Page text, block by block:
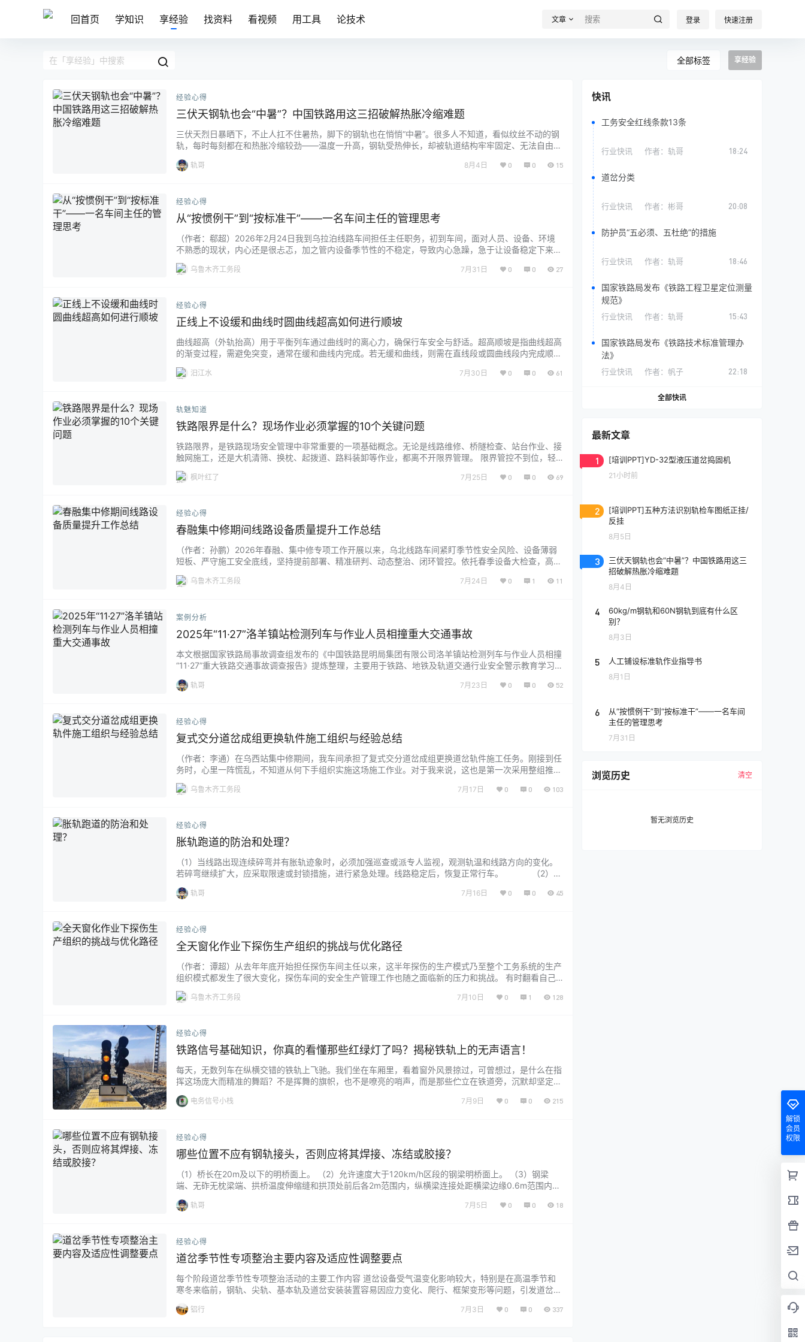
回首页 学知识 享经验 找资料 看视频 用工具 论技术 文章 登录 快速注册
全部标签 享经验
经验心得
三伏天钢轨也会“中暑”？中国铁路用这三招破解热胀冷缩难题
三伏天烈日暴晒下，不止人扛不住暑热，脚下的钢轨也在悄悄“中暑”。很多人不知道，看似纹丝不动的钢
轨，每时每刻都在和热胀冷缩较劲——温度一升高，钢轨受热伸长，却被轨道结构牢牢固定、无法自由伸
中的“胀轨跑道”，严重威胁行车安全。 新线荒道胀轨跑道 但常坐火车的人会发现，国内暑运高峰期，几
轨哥 8月4日 0 0 15
经验心得
从“按惯例干”到“按标准干”——一名车间主任的管理思考
（作者：郗超）2026年2月24日我到乌拉泊线路车间担任主任职务，初到车间，面对人员、设备、环境
不熟悉的现状，内心还是很忐忑，加之管内设备季节性的不稳定，导致内心急躁，急于让设备稳定下来、
让生产节奏再快一些、让生产组织更合理一些，导致在新规下、在严峻的安全形势下，车间还是发生了很
多问题。 一、找问题的本质、根源 1.思想的禁锢 我们遇到问题总是想着以前怎么干，现在就怎么干，以
乌鲁木齐工务段 7月31日 0 0 27
经验心得
正线上不设缓和曲线时圆曲线超高如何进行顺坡
曲线超高（外轨抬高）用于平衡列车通过曲线时的离心力，确保行车安全与舒适。超高顺坡是指曲线超高
的渐变过程，需避免突变，通常在缓和曲线内完成。若无缓和曲线，则需在直线段或圆曲线段内完成顺
汨江水 7月30日 0 0 61
轨魅知道
铁路限界是什么？现场作业必须掌握的10个关键问题
铁路限界，是铁路现场安全管理中非常重要的一项基础概念。无论是线路维修、桥隧检查、站台作业、接
触网施工，还是大机清筛、换枕、起拨道、路料装卸等作业，都离不开限界管理。 限界管控不到位，轻
则影响设备状态和运输组织，重则可能导致机车车辆与建筑物、设备发生剐蹭、碰撞，直接危及行车安
全。因此，现场人员必须弄清楚什么是限界、限界有什么作用、哪些作业容易引发侵限风险，以及作业
枫叶红了 7月25日 0 0 69
经验心得
春融集中修期间线路设备质量提升工作总结
（作者：孙鹏）2026年春融、集中修专项工作开展以来，乌北线路车间紧盯季节性安全风险、设备薄弱
短板、严守施工安全底线，坚持提前部署、精准研判、动态整治、闭环管控。依托春季设备大检查，高标
全面夯实管内线路设备安全基础。现将阶段工作开展情况、主要做法及下一步工作计划汇报如下： 一、
乌鲁木齐工务段 7月24日 0 1 11
案例分析
2025年“11·27”洛羊镇站检测列车与作业人员相撞重大交通事故
本文根据国家铁路局事故调查组发布的《中国铁路昆明局集团有限公司洛羊镇站检测列车与作业人员相撞
“11·27”重大铁路交通事故调查报告》提炼整理，主要用于铁路、地铁及轨道交通行业安全警示教育学习。
常运行的55537次检测列车行至洛羊镇站内时，与昆明南工务段施工作业人员相撞，造成11人死亡、2人
轨哥 7月23日 0 0 52
经验心得
复式交分道岔成组更换轨件施工组织与经验总结
（作者：李通）在乌西站集中修期间，我车间承担了复式交分道岔成组更换道岔轨件施工任务。刚接到任
务时，心里一阵慌乱，不知道从何下手组织实施这场施工作业。对于我来说，这也是第一次采用整组推进
的方式组织更换道岔轨件施工。 复式交分道岔作为铁路枢纽咽喉区的核心设备，具有结构复杂、控制点
多、施工精度要求高等特点。为确保施工顺利推进，我及时与乌西信号车间电务部门沟通，对每一步骤所
乌鲁木齐工务段 7月17日 0 0 103
经验心得
胀轨跑道的防治和处理？
（1）当线路出现连续碎弯并有胀轨迹象时，必须加强巡查或派专人监视，观测轨温和线路方向的变化。
若碎弯继续扩大，应采取限速或封锁措施，进行紧急处理。线路稳定后，恢复正常行车。 （2）作
防胀措…...
轨哥 7月16日 0 0 45
经验心得
全天窗化作业下探伤生产组织的挑战与优化路径
（作者：谭超）从去年年底开始担任探伤车间主任以来，这半年探伤的生产模式乃至整个工务系统的生产
组织模式都发生了很大变化，探伤车间的安全生产管理工作也随之面临新的压力和挑战。 有时翻看自己2
024年写过的《星星之火》，发现自己曾经预判的一些探伤工作将会面对的问题，如今真的逐步显现出
来，但时至今日，仍然没有太好的处理方法。 我段探伤天窗化作业从2022年芨乌小半径开始，逐步推进
乌鲁木齐工务段 7月10日 0 1 128
经验心得
铁路信号基础知识，你真的看懂那些红绿灯了吗？揭秘铁轨上的无声语言！
每天，无数列车在纵横交错的铁轨上飞驰。我们坐在车厢里，看着窗外风景掠过，可曾想过，是什么在指
挥这场庞大而精准的舞蹈？不是挥舞的旗帜，也不是嘹亮的哨声，而是那些伫立在铁道旁，沉默却坚定的
错特错了。铁轨上的信号系统，是一套精密、复杂且充满智慧的“语言体系”。它要告诉司机的，远不止前
电务信号小栈 7月9日 0 0 215
经验心得
哪些位置不应有钢轨接头，否则应将其焊接、冻结或胶接？
（1）桥长在20m及以下的明桥面上。 （2）允许速度大于120km/h区段的钢梁明桥面上。 （3）钢梁
端、无砟无枕梁端、拱桥温度伸缩缝和拱顶处前后各2m范围内，纵横梁连接处距横梁边缘0.6m范围内。
范围内。（5）平交道口铺面范围内。...
轨哥 7月5日 0 0 18
经验心得
道岔季节性专项整治主要内容及适应性调整要点
每个阶段道岔季节性专项整治活动的主要工作内容 道岔设备受气温变化影响较大，特别是在高温季节和
寒冬来临前，钢轨、尖轨、基本轨及道岔安装装置容易因应力变化、爬行、框架变形等问题，引发道岔转
展道岔季节性专项整治和适应性调整。 一、重点整治气温变化引起的道岔转换故障 重点解决由于气温变
铝行 7月3日 0 0 337
快讯
工务安全红线条款13条
行业快讯 作者： 轨哥 18:24
道岔分类
行业快讯 作者： 彬哥 20:08
防护员“五必须、五杜绝”的措施
行业快讯 作者： 轨哥 18:46
国家铁路局发布《铁路工程卫星定位测量
规范》
行业快讯 作者： 轨哥 15:43
国家铁路局发布《铁路技术标准管理办
法》
行业快讯 作者： 帆子 22:18
全部快讯
最新文章
1 [培训PPT]YD-32型液压道岔捣固机
21小时前
2
[培训PPT]五种方法识别轨检车图纸正挂/
反挂
8月5日
3
三伏天钢轨也会“中暑”？中国铁路用这三
招破解热胀冷缩难题
8月4日
4
60kg/m钢轨和60N钢轨到底有什么区
别？
8月3日
5 人工铺设标准轨作业指导书
8月1日
6
从“按惯例干”到“按标准干”——一名车间
主任的管理思考
7月31日
浏览历史 清空
暂无浏览历史
解锁
会员
权限